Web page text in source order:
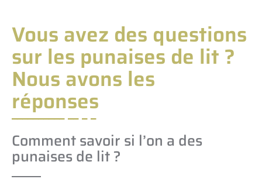
Vous avez des questions
sur les punaises de lit ?
Nous avons les
réponses
Comment savoir si l’on a des
punaises de lit ?